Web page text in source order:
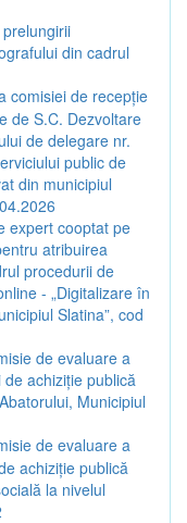
din cadrul
comisiei de recepție
de S.C. Dezvoltare
de delegare nr.
public de
din municipiul
expert cooptat pe
atribuirea
procedurii de
- „Digitalizare în
Slatina”, cod
de evaluare a
achiziție publică
Municipiul
de evaluare a
achiziție publică
la nivelul